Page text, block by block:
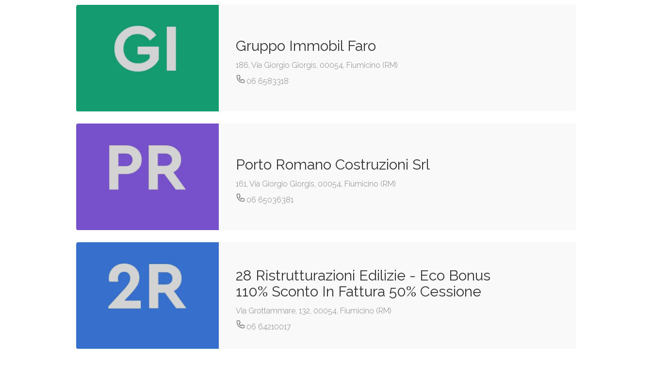
Gruppo Immobil Faro
186, Via Giorgio Giorgis, 00054, Fiumicino (RM)
06 6583318
Porto Romano Costruzioni Srl
161, Via Giorgio Giorgis, 00054, Fiumicino (RM)
06 65036381
28 Ristrutturazioni Edilizie - Eco Bonus
110% Sconto In Fattura 50% Cessione
Via Grottammare, 132, 00054, Fiumicino (RM)
06 64210017